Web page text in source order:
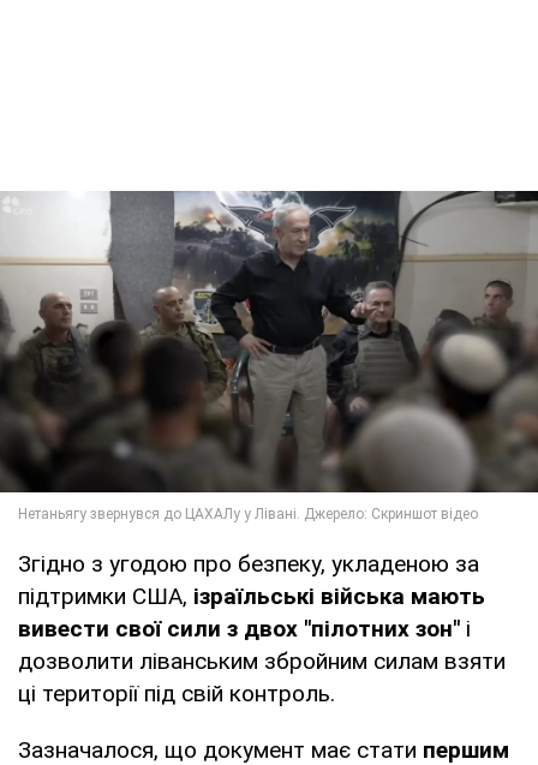
Згідно з угодою про безпеку, укладеною за
підтримки США, ізраїльські війська мають
вивести свої сили з двох "пілотних зон" і
дозволити ліванським збройним силам взяти
ці території під свій контроль.
Зазначалося, що документ має стати першим